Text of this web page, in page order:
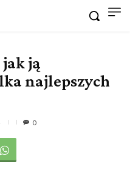
ją
najlepszych
0